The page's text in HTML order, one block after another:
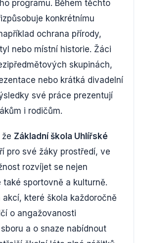
programu. Během těchto
konkrétnímu
ochrana přírody,
nebo místní historie. Žáci
skupinách,
nebo krátká divadelní
své práce prezentují
i rodičům.
Základní škola Uhlířské
pro své žáky prostředí, ve
rozvíjet se nejen
také sportovně a kulturně.
akcí, které škola každoročně
o angažovanosti
a o snaze nabídnout